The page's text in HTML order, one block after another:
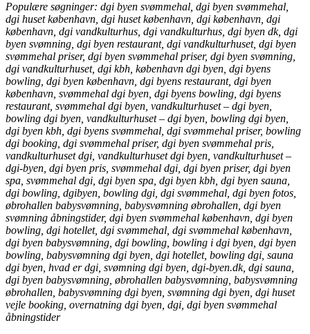
Populære søgninger: dgi byen svømmehal, dgi byen svømmehal,
dgi huset københavn, dgi huset københavn, dgi københavn, dgi
københavn, dgi vandkulturhus, dgi vandkulturhus, dgi byen dk, dgi
byen svømning, dgi byen restaurant, dgi vandkulturhuset, dgi byen
svømmehal priser, dgi byen svømmehal priser, dgi byen svømning,
dgi vandkulturhuset, dgi kbh, københavn dgi byen, dgi byens
bowling, dgi byen københavn, dgi byens restaurant, dgi byen
københavn, svømmehal dgi byen, dgi byens bowling, dgi byens
restaurant, svømmehal dgi byen, vandkulturhuset – dgi byen,
bowling dgi byen, vandkulturhuset – dgi byen, bowling dgi byen,
dgi byen kbh, dgi byens svømmehal, dgi svømmehal priser, bowling
dgi booking, dgi svømmehal priser, dgi byen svømmehal pris,
vandkulturhuset dgi, vandkulturhuset dgi byen, vandkulturhuset –
dgi-byen, dgi byen pris, svømmehal dgi, dgi byen priser, dgi byen
spa, svømmehal dgi, dgi byen spa, dgi byen kbh, dgi byen sauna,
dgi bowling, dgibyen, bowling dgi, dgi svømmehal, dgi byen fotos,
øbrohallen babysvømning, babysvømning øbrohallen, dgi byen
svømning åbningstider, dgi byen svømmehal københavn, dgi byen
bowling, dgi hotellet, dgi svømmehal, dgi svømmehal københavn,
dgi byen babysvømning, dgi bowling, bowling i dgi byen, dgi byen
bowling, babysvømning dgi byen, dgi hotellet, bowling dgi, sauna
dgi byen, hvad er dgi, svømning dgi byen, dgi-byen.dk, dgi sauna,
dgi byen babysvømning, øbrohallen babysvømning, babysvømning
øbrohallen, babysvømning dgi byen, svømning dgi byen, dgi huset
vejle booking, overnatning dgi byen, dgi, dgi byen svømmehal
åbningstider